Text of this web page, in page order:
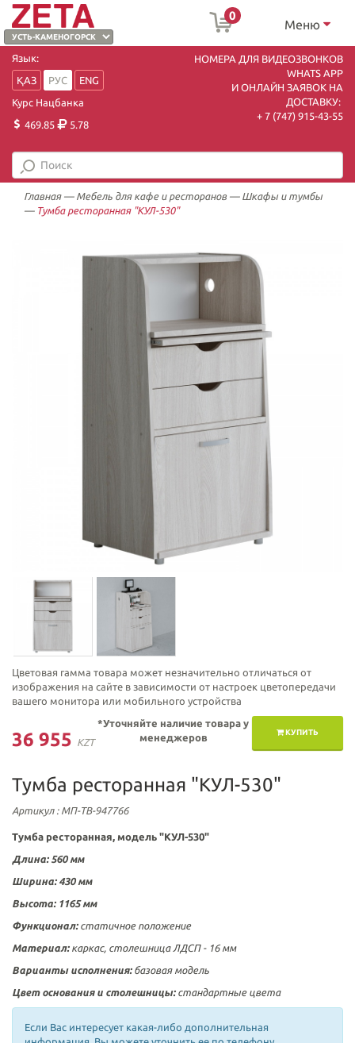
0
Меню
Язык:
ҚАЗ
РУС
ENG
Курс Нацбанка
469.85
5.78
НОМЕРА ДЛЯ ВИДЕОЗВОНКОВ
WHATS APP
И ОНЛАЙН ЗАЯВОК НА
ДОСТАВКУ:
+ 7 (747) 915-43-55
Главная— Мебель для кафе и ресторанов — Шкафы и тумбы
— Тумба ресторанная "КУЛ-530"
Цветовая гамма товара может незначительно отличаться от
изображения на сайте в зависимости от настроек цветопередачи
вашего монитора или мобильного устройства
36 955 KZT
КУПИТЬ
*Уточняйте наличие товара у
менеджеров
Тумба ресторанная "КУЛ-530"
Артикул: МП-ТВ-947766
Тумба ресторанная, модель "КУЛ-530"
Длина: 560 мм
Ширина: 430 мм
Высота: 1165 мм
Функционал: статичное положение
Материал: каркас, столешница ЛДСП - 16 мм
Варианты исполнения:базовая модель
Цвет основания и столешницы:стандартные цвета
Если Вас интересует какая-либо дополнительная